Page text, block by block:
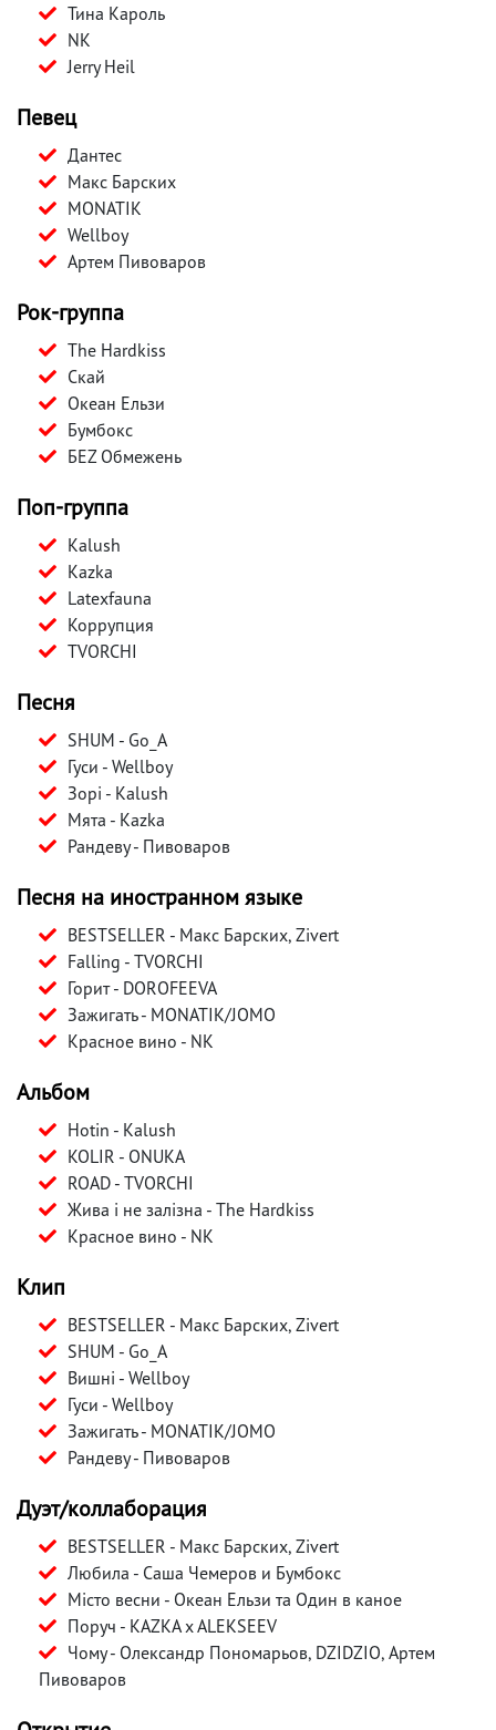
Тина Кароль
NK
Jerry Heil
Певец
Дантес
Макс Барских
MONATIK
Wellboy
Артем Пивоваров
Рок-группа
The Hardkiss
Скай
Океан Ельзи
Бумбокс
БEZ Обмежень
Поп-группа
Kalush
Kazka
Latexfauna
Коррупция
TVORCHI
Песня
SHUM - Gо_A
Гуси - Wellboy
Зорі - Kalush
Мята - Kazka
Рандеву - Пивоваров
Песня на иностранном языке
BESTSELLER - Макс Барских, Zivert
Falling - TVORCHI
Горит - DORОFEEVA
Зажигать - MONATIK/JOMO
Красное вино - NK
Альбом
Hotin - Kalush
KOLIR - ONUKA
ROAD - TVORCHI
Жива і не залізна - The Hardkiss
Красное вино - NK
Клип
BESTSELLER - Макс Барских, Zivert
SHUM - Gо_A
Вишні - Wellboy
Гуси - Wellboy
Зажигать - MONATIK/JOMO
Рандеву - Пивоваров
Дуэт/коллаборация
BESTSELLER - Макс Барских, Zivert
Любила - Саша Чемеров и Бумбокс
Місто весни - Океан Ельзи та Один в каное
Поруч - KAZKA x ALEKSEEV
Чому - Олександр Пономарьов, DZIDZIO, Артем
Пивоваров